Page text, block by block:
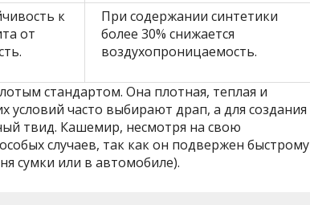
к
от
При содержании синтетики
более 30% снижается
воздухопроницаемость.
стандартом. Она плотная, теплая и
часто выбирают драп, а для создания
твид. Кашемир, несмотря на свою
случаев, так как он подвержен быстрому
сумки или в автомобиле).